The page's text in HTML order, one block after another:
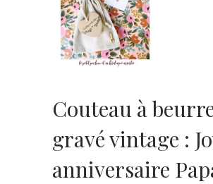
Couteau à
gravé vintage :
anniversaire